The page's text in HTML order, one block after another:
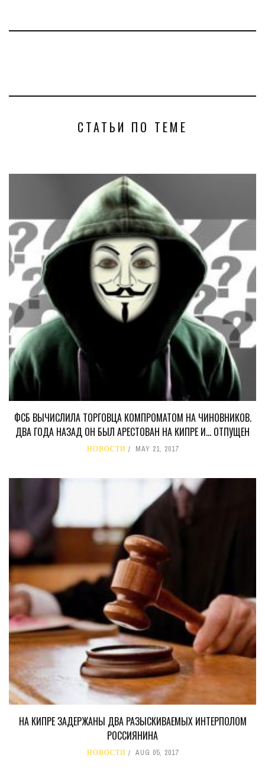
СТАТЬИ ПО ТЕМЕ
ФСБ ВЫЧИСЛИЛА ТОРГОВЦА КОМПРОМАТОМ НА ЧИНОВНИКОВ.
ДВА ГОДА НАЗАД ОН БЫЛ АРЕСТОВАН НА КИПРЕ И… ОТПУЩЕН
НОВОСТИ MAY 21, 2017
НА КИПРЕ ЗАДЕРЖАНЫ ДВА РАЗЫСКИВАЕМЫХ ИНТЕРПОЛОМ
РОССИЯНИНА
НОВОСТИ AUG 05, 2017